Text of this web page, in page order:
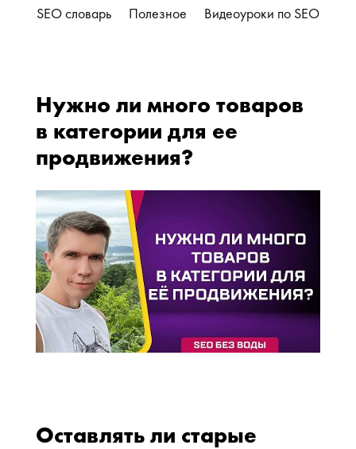
SEO словарь Полезное Видеоуроки по SEO
Нужно ли много товаров
в категории для ее
продвижения?
Оставлять ли старые